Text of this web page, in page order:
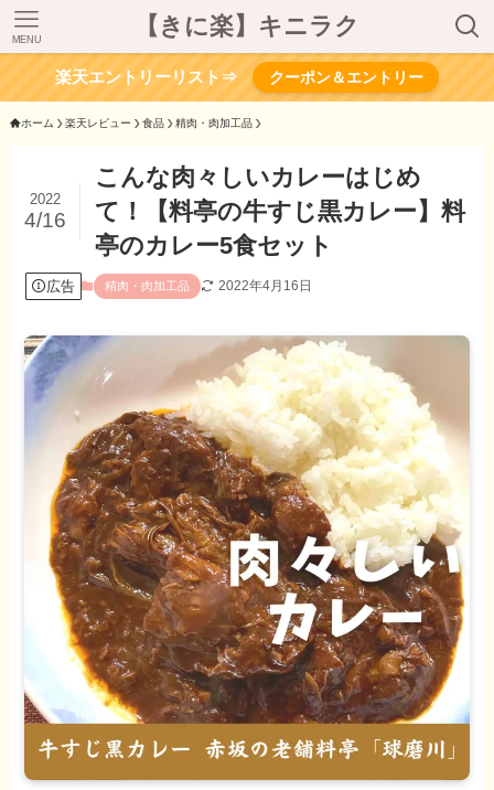
【きに楽】キニラク
MENU
楽天エントリーリスト⇒ クーポン＆エントリー
ホーム 楽天レビュー 食品 精肉・肉加工品
こんな肉々しいカレーはじめ
て！【料亭の牛すじ黒カレー】料
亭のカレー5食セット
2022
4/16
広告 精肉・肉加工品 2022年4月16日